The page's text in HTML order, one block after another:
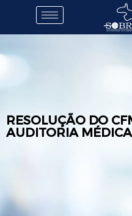
RESOLUÇÃO DO
AUDITORIA MÉDICA